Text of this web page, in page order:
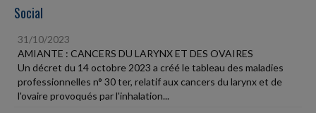
Social
31/10/2023
AMIANTE : CANCERS DU LARYNX ET DES OVAIRES
Un décret du 14 octobre 2023 a créé le tableau des maladies
professionnelles n° 30 ter, relatif aux cancers du larynx et de
l'ovaire provoqués par l'inhalation...